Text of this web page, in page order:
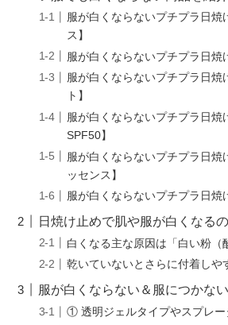
服が白くならないプチプラ日
ス】
服が白くならないプチプラ日焼
服が白くならないプチプラ日
ト】
服が白くならないプチプラ日
SPF50】
服が白くならないプチプラ日
ッセンス】
服が白くならないプチプラ日焼
日焼け止めで肌や服が白くなる
白くなる主な原因は「白い粉（
乾いていないとさらに付着しや
服が白くならない＆服につかな
① 透明ジェルタイプやスプレー